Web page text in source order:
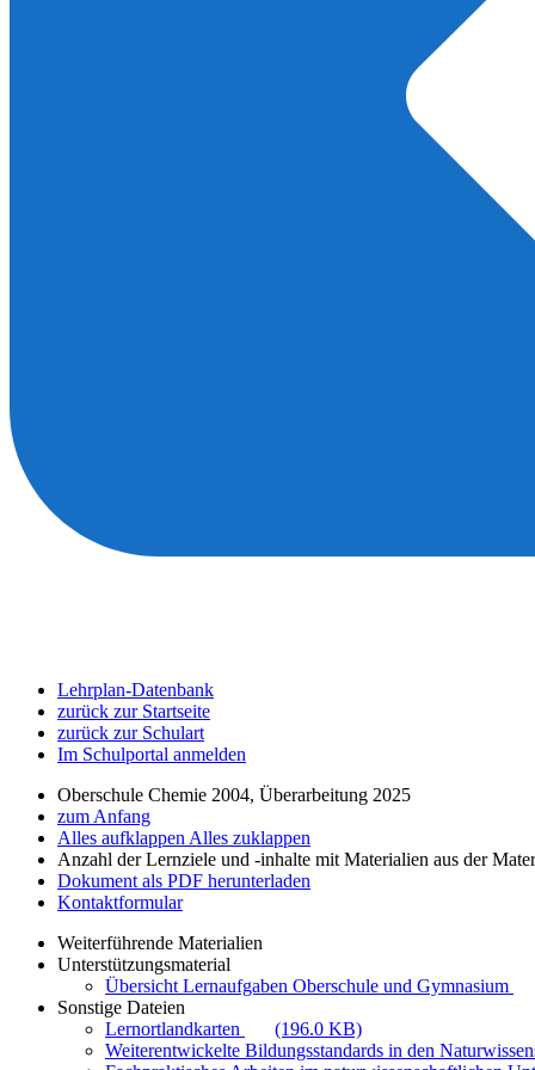
Lehrplan-Datenbank
zurück zur Startseite
zurück zur Schulart
Im Schulportal anmelden
Oberschule Chemie 2004, Überarbeitung 2025
zum Anfang
Alles aufklappen Alles zuklappen
Anzahl der Lernziele und -inhalte mit Materialien aus der
Dokument als PDF herunterladen
Kontaktformular
Weiterführende Materialien
Unterstützungsmaterial
Übersicht Lernaufgaben Oberschule und Gymnasium
Sonstige Dateien
Lernortlandkarten
(196.0 KB)
Weiterentwickelte Bildungsstandards in den